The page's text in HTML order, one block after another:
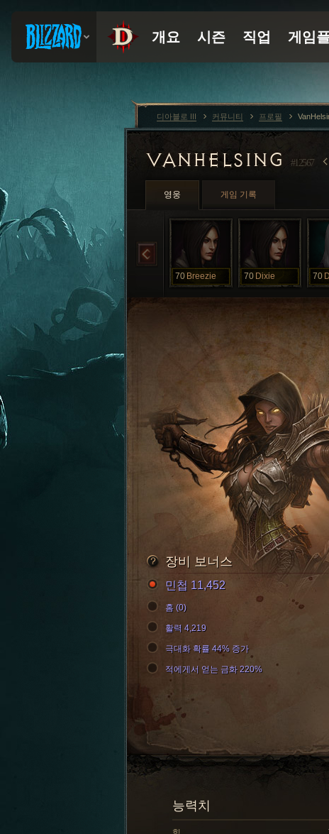
VANHELSING #12567
영웅 게임 기록
70 Breezie 70 Dixie 70
장비 보너스
민첩 11,452
홈 (0)
활력 4,219
극대화 확률 44% 증가
적에게서 얻는 금화 220%
능력치
디아블로 III 커뮤니티 프로필